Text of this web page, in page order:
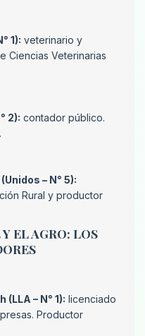
1): veterinario y
Ciencias Veterinarias
2): contador público.
– N° 5):
Rural y productor
EL AGRO: LOS
– N° 1): licenciado
Productor